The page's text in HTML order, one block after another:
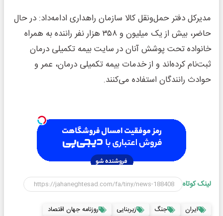
مدیرکل دفتر حمل‌ونقل کالا سازمان راهداری ادامه‌داد: در حال
حاضر، بیش از یک میلیون و ۳۵۸ هزار نفر راننده به همراه
خانواده تحت پوشش آنان در سایت بیمه تکمیلی درمان
ثبت‌نام کرده‌اند و از خدمات بیمه تکمیلی درمان، عمر و
حوادث رانندگان استفاده می‌کنند.
لینک کوتاه
ایران جنگ زیربنایی
روزنامه جهان اقتصاد